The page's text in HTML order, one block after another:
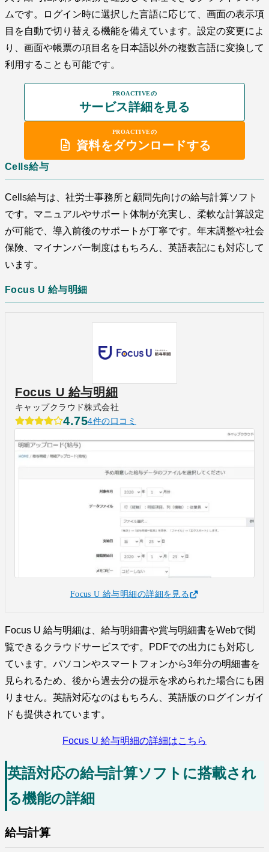
ムです。ログイン時に選択した言語に応じて、画面の表示項
目を自動で切り替える機能を備えています。設定の変更によ
り、画面や帳票の項目名を日本語以外の複数言語に変換して
利用することも可能です。
PROACTIVEの
サービス詳細を見る
PROACTIVEの
資料をダウンロードする
Cells給与
Cells給与は、社労士事務所と顧問先向けの給与計算ソフト
です。マニュアルやサポート体制が充実し、柔軟な計算設定
が可能で、導入前後のサポートが丁寧です。年末調整や社会
保険、マイナンバー制度はもちろん、英語表記にも対応して
います。
Focus U 給与明細
Focus U 給与明細
キャップクラウド株式会社
4.754件の口コミ
Focus U 給与明細の詳細を見る
Focus U 給与明細は、給与明細書や賞与明細書をWebで閲
覧できるクラウドサービスです。PDFでの出力にも対応し
ています。パソコンやスマートフォンから3年分の明細書を
見られるため、後から過去分の提示を求められた場合にも困
りません。英語対応なのはもちろん、英語版のログインガイ
ドも提供されています。
Focus U 給与明細の詳細はこちら
英語対応の給与計算ソフトに搭載され
る機能の詳細
給与計算